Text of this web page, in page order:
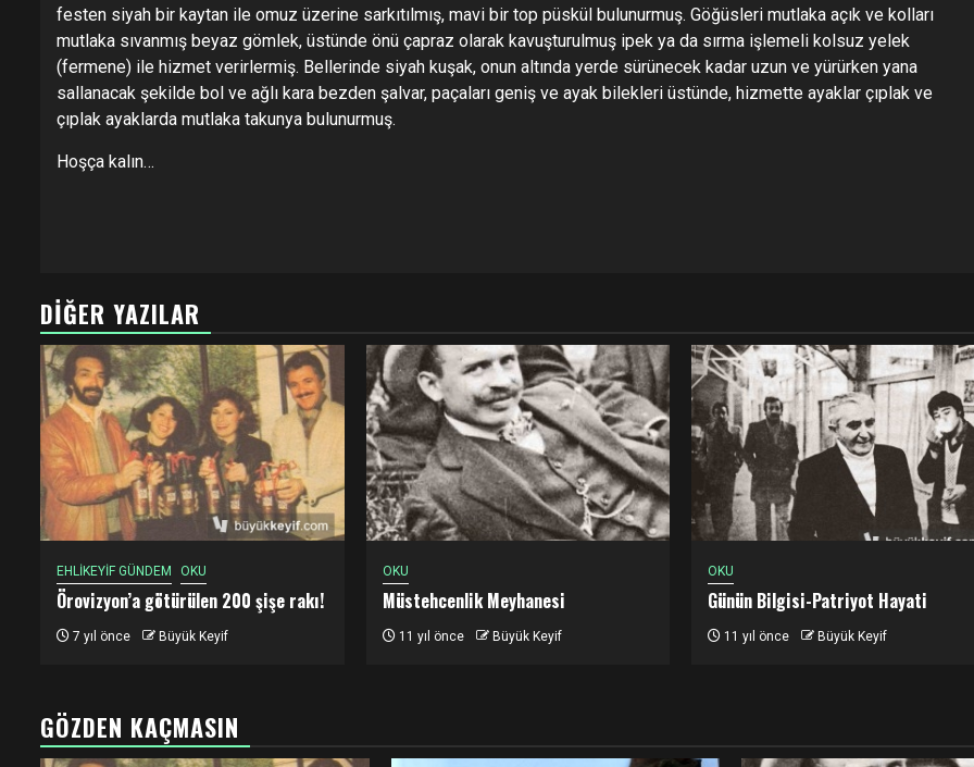
festen siyah bir kaytan ile omuz üzerine sarkıtılmış, mavi bir top püskül bulunurmuş. Göğüsleri mutlaka açık ve kolları
mutlaka sıvanmış beyaz gömlek, üstünde önü çapraz olarak kavuşturulmuş ipek ya da sırma işlemeli kolsuz yelek
(fermene) ile hizmet verirlermiş. Bellerinde siyah kuşak, onun altında yerde sürünecek kadar uzun ve yürürken yana
sallanacak şekilde bol ve ağlı kara bezden şalvar, paçaları geniş ve ayak bilekleri üstünde, hizmette ayaklar çıplak ve
çıplak ayaklarda mutlaka takunya bulunurmuş.
Hoşça kalın…
DIĞER YAZILAR
EHLİKEYİF GÜNDEM OKU
Örovizyon’a götürülen 200 şişe rakı!
7 yıl önce Büyük Keyif
OKU
Müstehcenlik Meyhanesi
11 yıl önce Büyük Keyif
OKU
Günün Bilgisi-Patriyot Hayati
11 yıl önce Büyük Keyif
GÖZDEN KAÇMASIN